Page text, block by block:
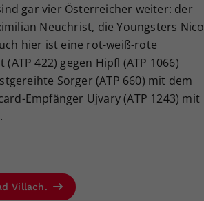
gar vier Österreicher weiter: der
Neuchrist, die Youngsters Nico
hier ist eine rot-weiß-rote
422) gegen Hipfl (ATP 1066)
Sorger (ATP 660) mit dem
Empfänger Ujvary (ATP 1243) mit
Villach.